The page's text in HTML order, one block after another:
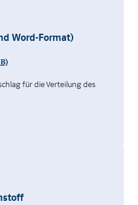
Word-Format)
für die Verteilung des